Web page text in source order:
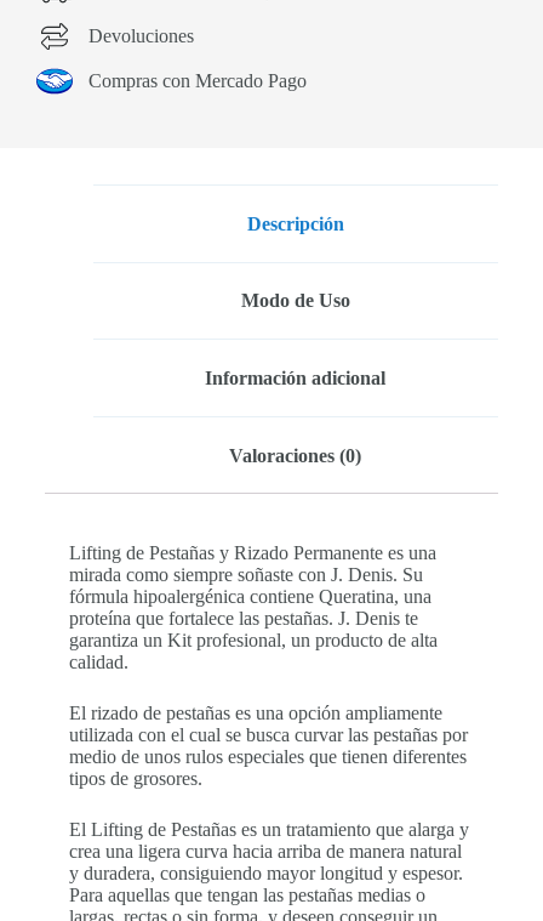
Devoluciones
Compras con Mercado Pago
Descripción
Modo de Uso
Información adicional
Valoraciones (0)
Lifting de Pestañas y Rizado Permanente es una
mirada como siempre soñaste con J. Denis. Su
fórmula hipoalergénica contiene Queratina, una
proteína que fortalece las pestañas. J. Denis te
garantiza un Kit profesional, un producto de alta
calidad.
El rizado de pestañas es una opción ampliamente
utilizada con el cual se busca curvar las pestañas por
medio de unos rulos especiales que tienen diferentes
tipos de grosores.
El Lifting de Pestañas es un tratamiento que alarga y
crea una ligera curva hacia arriba de manera natural
y duradera, consiguiendo mayor longitud y espesor.
Para aquellas que tengan las pestañas medias o